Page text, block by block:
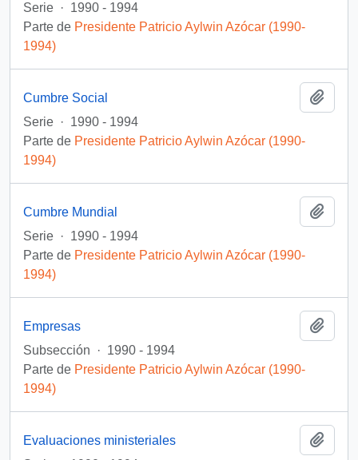
Serie · 1990 - 1994
Parte de Presidente Patricio Aylwin Azócar (1990-
1994)
Cumbre Social
Serie · 1990 - 1994
Parte de Presidente Patricio Aylwin Azócar (1990-
1994)
Cumbre Mundial
Serie · 1990 - 1994
Parte de Presidente Patricio Aylwin Azócar (1990-
1994)
Empresas
Subsección
· 1990 - 1994
Parte de Presidente Patricio Aylwin Azócar (1990-
1994)
Evaluaciones ministeriales